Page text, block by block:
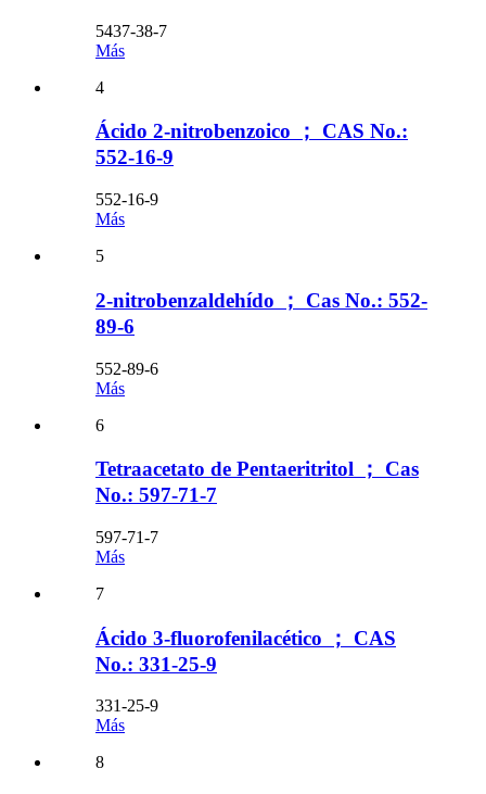
5437-38-7
Más
4
Ácido 2-nitrobenzoico ； CAS No.:
552-16-9
552-16-9
Más
5
2-nitrobenzaldehído ； Cas No.: 552-
89-6
552-89-6
Más
6
Tetraacetato de Pentaeritritol ； Cas
No.: 597-71-7
597-71-7
Más
7
Ácido 3-fluorofenilacético ； CAS
No.: 331-25-9
331-25-9
Más
8